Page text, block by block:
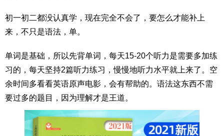
初一初二都没认真学，现在完全不会了，要怎么才能补上
来，不只是语法，单。
单词是基础，所以先背单词，每天15-20个听力是需要多加练
习的，每天坚持2篇听力练习，慢慢地听力水平就上来了。空
余时间多看看英语原声电影，会有帮助的。语法这东西不需
要过多的题目，因为理解才是王道。